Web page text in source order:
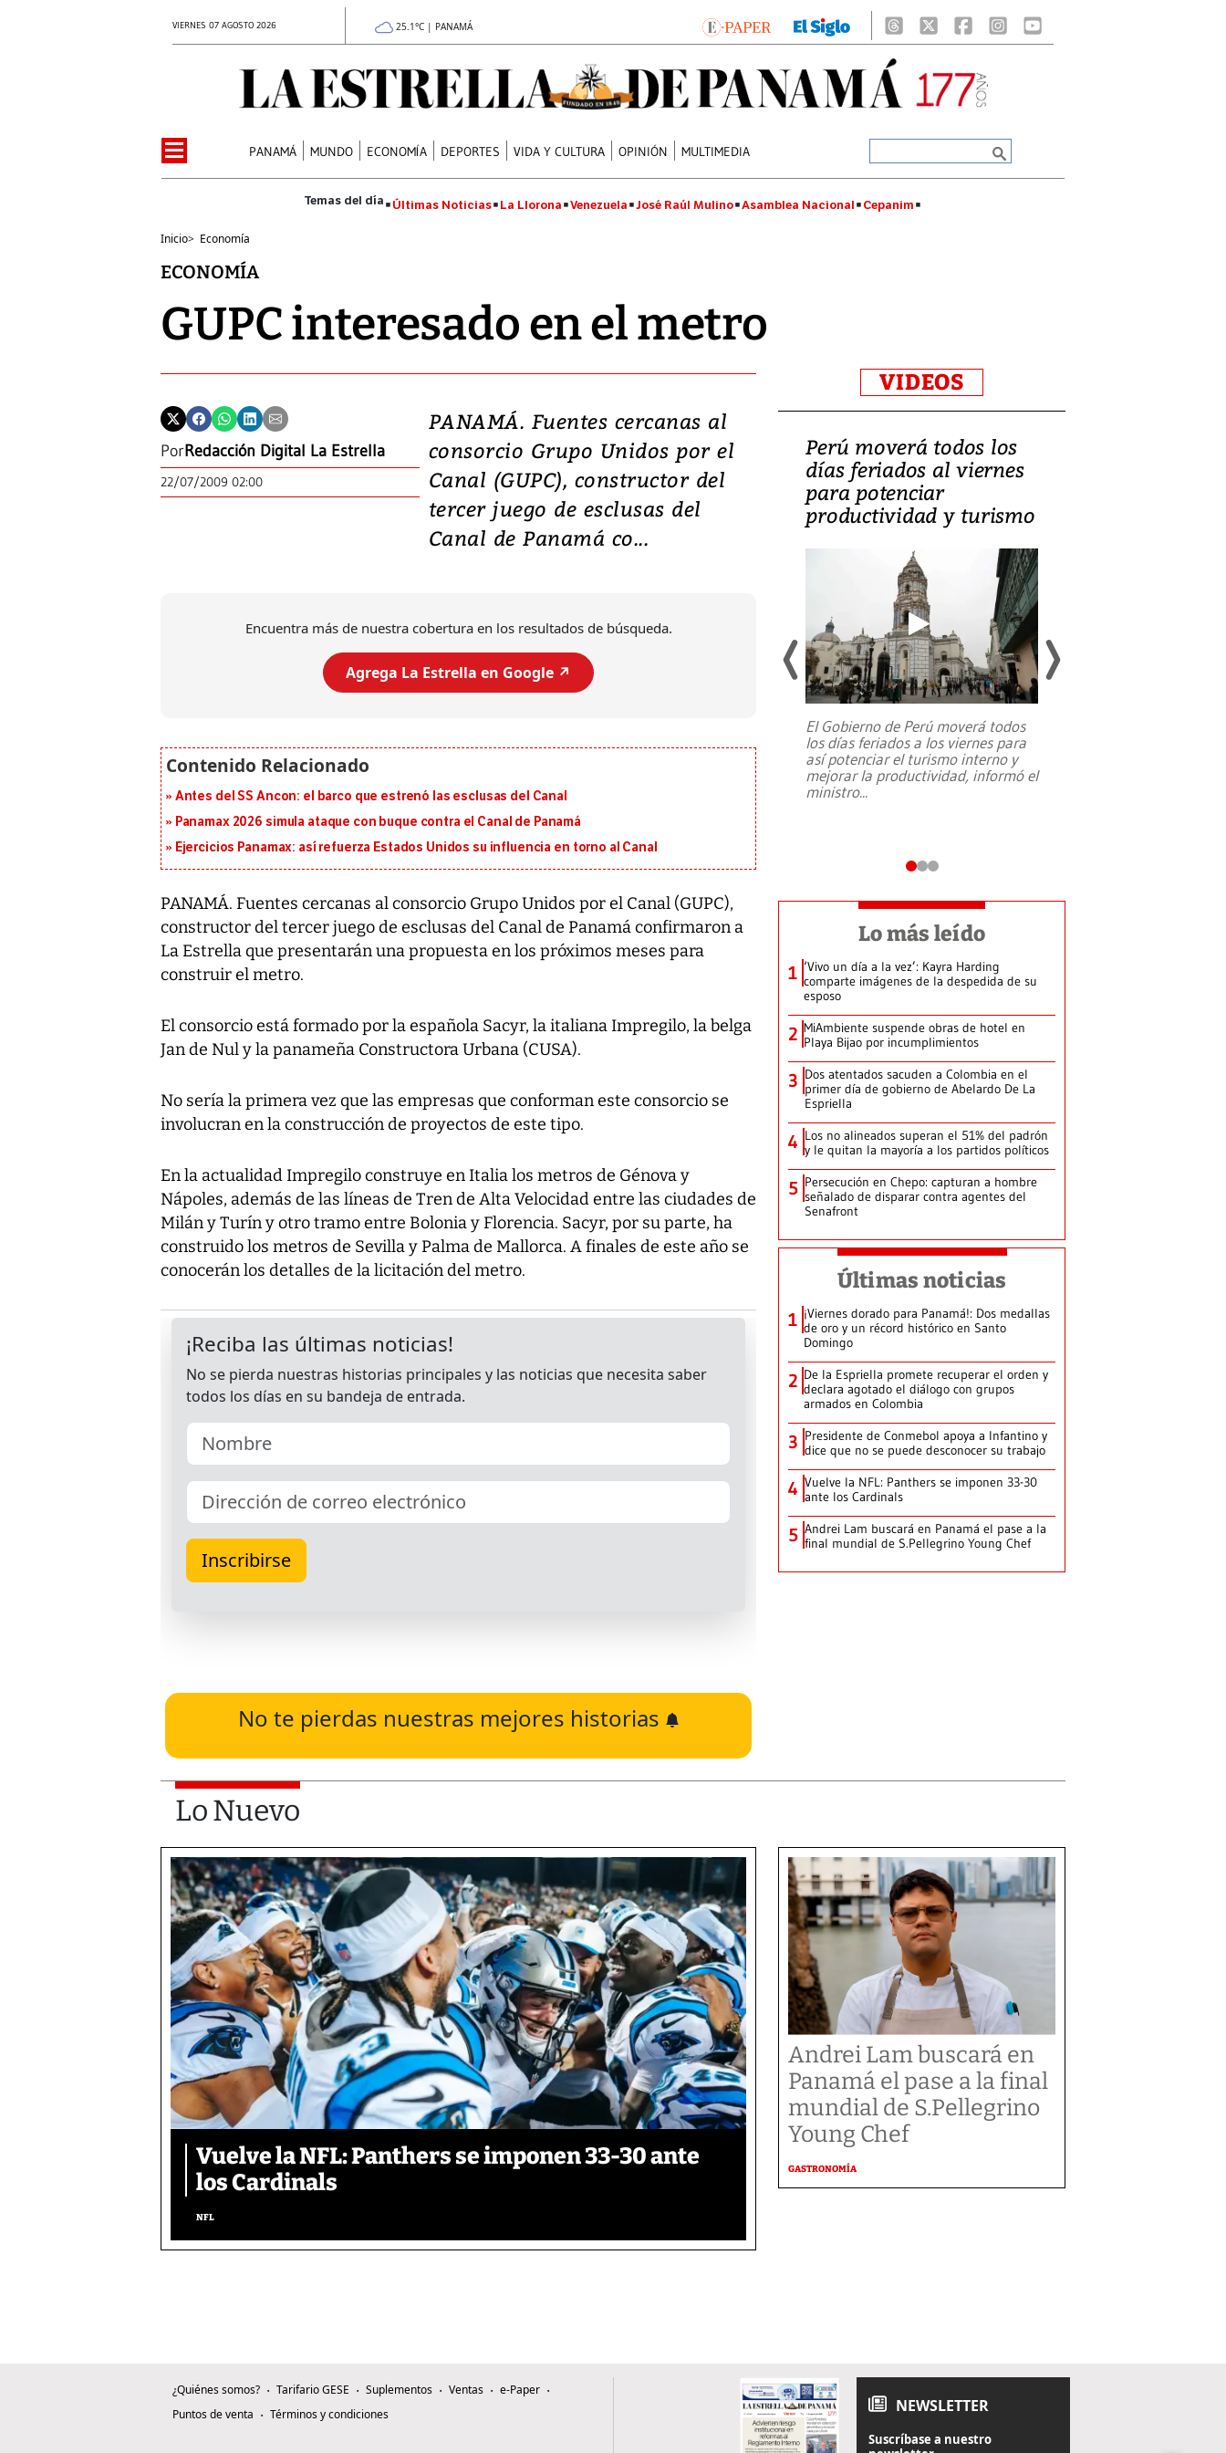
VIERNES 07 AGOSTO 2026 25.1°C | PANAMÁ
PANAMÁ MUNDO ECONOMÍA DEPORTES VIDA Y CULTURA OPINIÓN MULTIMEDIA
Últimas Noticias La Llorona Venezuela José Raúl Mulino Asamblea Nacional Cepanim
Inicio> Economía
ECONOMÍA
GUPC interesado en el metro
PorRedacción Digital La Estrella
22/07/2009 02:00
PANAMÁ. Fuentes cercanas al
consorcio Grupo Unidos por el
Canal (GUPC), constructor del
tercer juego de esclusas del
Canal de Panamá co...
Encuentra más de nuestra cobertura en los resultados de búsqueda.
Agrega La Estrella en Google ↗️
Antes del SS Ancon: el barco que estrenó las esclusas del Canal
Panamax 2026 simula ataque con buque contra el Canal de Panamá
Ejercicios Panamax: así refuerza Estados Unidos su influencia en torno al Canal
PANAMÁ. Fuentes cercanas al consorcio Grupo Unidos por el Canal (GUPC),
constructor del tercer juego de esclusas del Canal de Panamá confirmaron a
La Estrella que presentarán una propuesta en los próximos meses para
construir el metro.
El consorcio está formado por la española Sacyr, la italiana Impregilo, la belga
Jan de Nul y la panameña Constructora Urbana (CUSA).
No sería la primera vez que las empresas que conforman este consorcio se
involucran en la construcción de proyectos de este tipo.
En la actualidad Impregilo construye en Italia los metros de Génova y
Nápoles, además de las líneas de Tren de Alta Velocidad entre las ciudades de
Milán y Turín y otro tramo entre Bolonia y Florencia. Sacyr, por su parte, ha
construido los metros de Sevilla y Palma de Mallorca. A finales de este año se
conocerán los detalles de la licitación del metro.
No te pierdas nuestras mejores historias
VIDEOS
Video: Lula lanza su
candidatura con
promesas de inversión
en defensa, educación y
tierras raras
Entre recuerdos y escuetas
da Silva, oficializó este domingo su
candidatura
Perú moverá todos los
días feriados al viernes
para potenciar
productividad y turismo
El Gobierno de Perú moverá todos
los días feriados a los viernes para
así potenciar el turismo interno y
mejorar la productividad, informó el
ministro...
Lo más leído
1 ‘Vivo un día a la vez’: Kayra Harding
comparte imágenes de la despedida de su
esposo
2 MiAmbiente suspende obras de hotel en
Playa Bijao por incumplimientos
3 Dos atentados sacuden a Colombia en el
primer día de gobierno de Abelardo De La
Espriella
4 Los no alineados superan el 51% del padrón
y le quitan la mayoría a los partidos políticos
5 Persecución en Chepo: capturan a hombre
señalado de disparar contra agentes del
Senafront
Últimas noticias
1 ¡Viernes dorado para Panamá!: Dos medallas
de oro y un récord histórico en Santo
Domingo
2 De la Espriella promete recuperar el orden y
declara agotado el diálogo con grupos
armados en Colombia
3 Presidente de Conmebol apoya a Infantino y
dice que no se puede desconocer su trabajo
4 Vuelve la NFL: Panthers se imponen 33-30
ante los Cardinals
5 Andrei Lam buscará en Panamá el pase a la
final mundial de S.Pellegrino Young Chef
Lo Nuevo
Vuelve la NFL: Panthers se imponen 33-30 ante
los Cardinals
NFL
Andrei Lam buscará en
Panamá el pase a la final
mundial de S.Pellegrino
Young Chef
GASTRONOMÍA
¿Quiénes somos? Tarifario GESE Suplementos Ventas
e-Paper
Puntos de venta
Términos y condiciones NEWSLETTER
Suscríbase a nuestro